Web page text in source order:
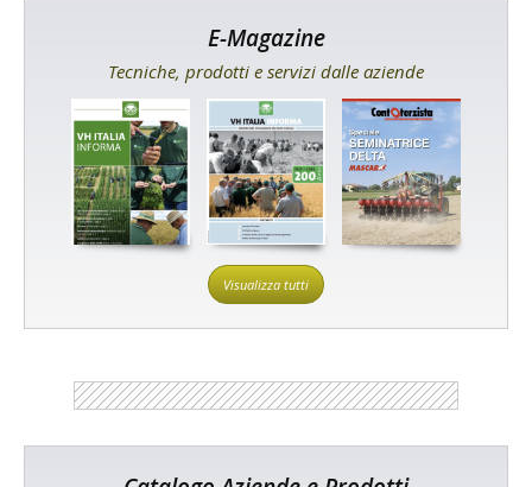
E-Magazine
Tecniche, prodotti e servizi dalle aziende
Visualizza tutti